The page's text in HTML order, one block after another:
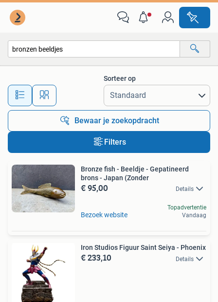
Alle afstanden…
Sorteer op
Bewaar je zoekopdracht
Filters
Bronze fish - Beeldje - Gepatineerd
brons - Japan (Zonder
€ 95,00 Details
Bezoek website
Topadvertentie
Vandaag
Iron Studios Figuur Saint Seiya - Phoenix
€ 233,10 Details